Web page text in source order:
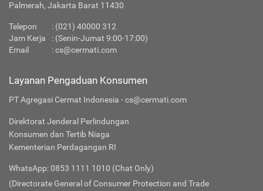
Palmerah, Jakarta Barat 11430
Telepon : (021) 40000 312
Jam Kerja
: (Senin-Jumat 9:00-17:00)
Email
:cs@cermati.com
Layanan Pengaduan Konsumen
PT Agregasi Cermat Indonesia - cs@cermati.com
Direktorat Jenderal Perlindungan
Konsumen dan Tertib Niaga
Kementerian Perdagangan RI
WhatsApp: 0853 1111 1010 (Chat Only)
(Directorate General of Consumer Protection and Trade